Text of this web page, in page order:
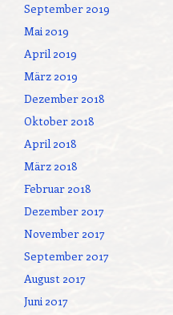
September 2019
Mai 2019
April 2019
März 2019
Dezember 2018
Oktober 2018
April 2018
März 2018
Februar 2018
Dezember 2017
November 2017
September 2017
August 2017
Juni 2017